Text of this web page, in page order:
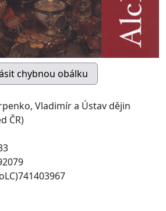
Vladimír a Ústav dějin
ČR)